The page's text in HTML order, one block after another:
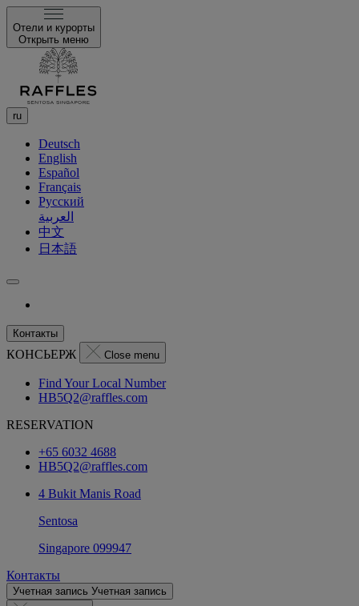
Отели и курорты
Открыть меню
ru
Deutsch
English
Español
Français
Русский
العربية
中文
日本語
Контакты
КОНСЬЕРЖ Close menu
Find Your Local Number
HB5Q2@raffles.com
RESERVATION
+65 6032 4688
HB5Q2@raffles.com
4 Bukit Manis Road
Sentosa
Singapore 099947
Контакты
Учетная запись Учетная запись